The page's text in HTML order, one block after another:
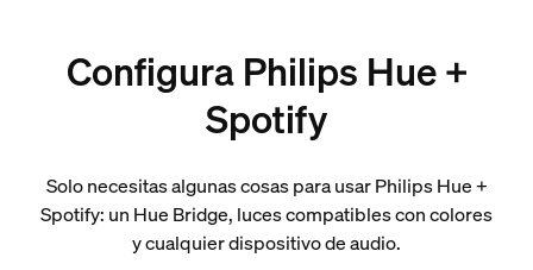
Configura Philips Hue +
Spotify
Solo necesitas algunas cosas para usar Philips Hue +
Spotify: un Hue Bridge, luces compatibles con colores
y cualquier dispositivo de audio.